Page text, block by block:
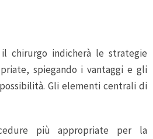
chirurgo indicherà le strategie
spiegando i vantaggi e gli
Gli elementi centrali di
più appropriate per la